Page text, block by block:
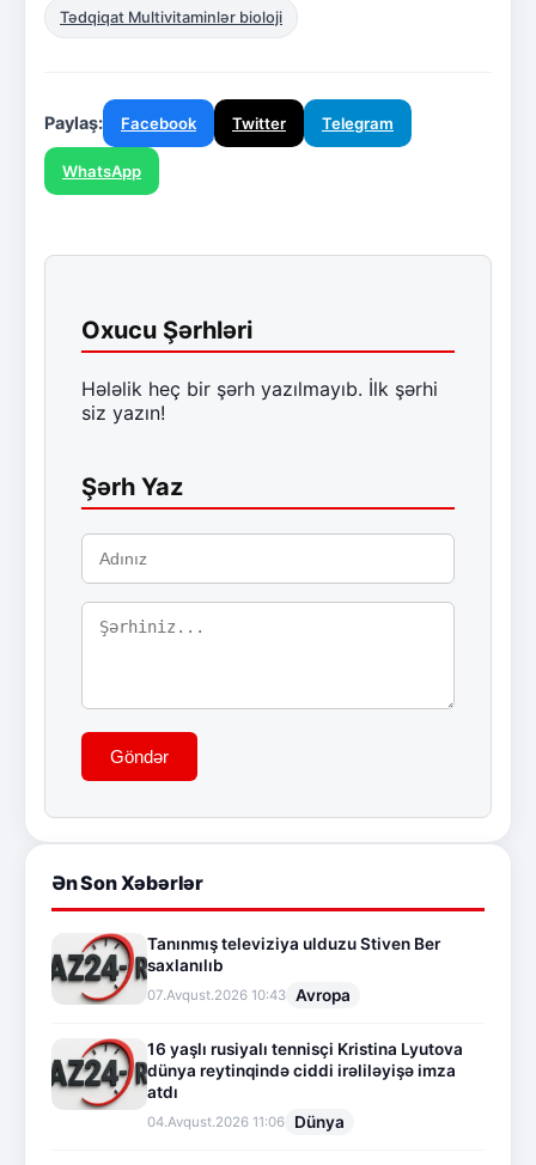
Tədqiqat Multivitaminlər bioloji
Paylaş: Facebook Twitter Telegram
WhatsApp
Oxucu Şərhləri
Hələlik heç bir şərh yazılmayıb. İlk şərhi
siz yazın!
Şərh Yaz
Göndər
Ən Son Xəbərlər
Tanınmış televiziya ulduzu Stiven Ber
saxlanılıb
07.Avqust.2026 10:43 Avropa
16 yaşlı rusiyalı tennisçi Kristina Lyutova
dünya reytinqində ciddi irəliləyişə imza
atdı
04.Avqust.2026 11:06 Dünya